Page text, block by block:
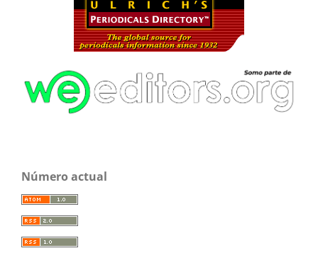
Número actual